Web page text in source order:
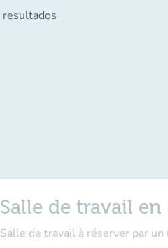
resultados
Salle de travail
Salle de travail à réserver par